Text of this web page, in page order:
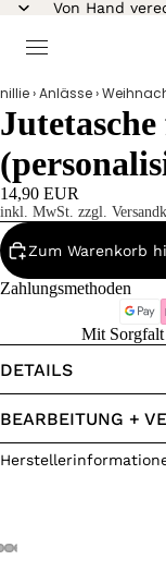
Von Hand
nillie›Anlässe›
14,90 EUR
inkl. MwSt. zzgl.
Zum Warenkorb
Zahlungsmethoden
Mit Sorgfalt
DETAILS
BEARBEITUNG +